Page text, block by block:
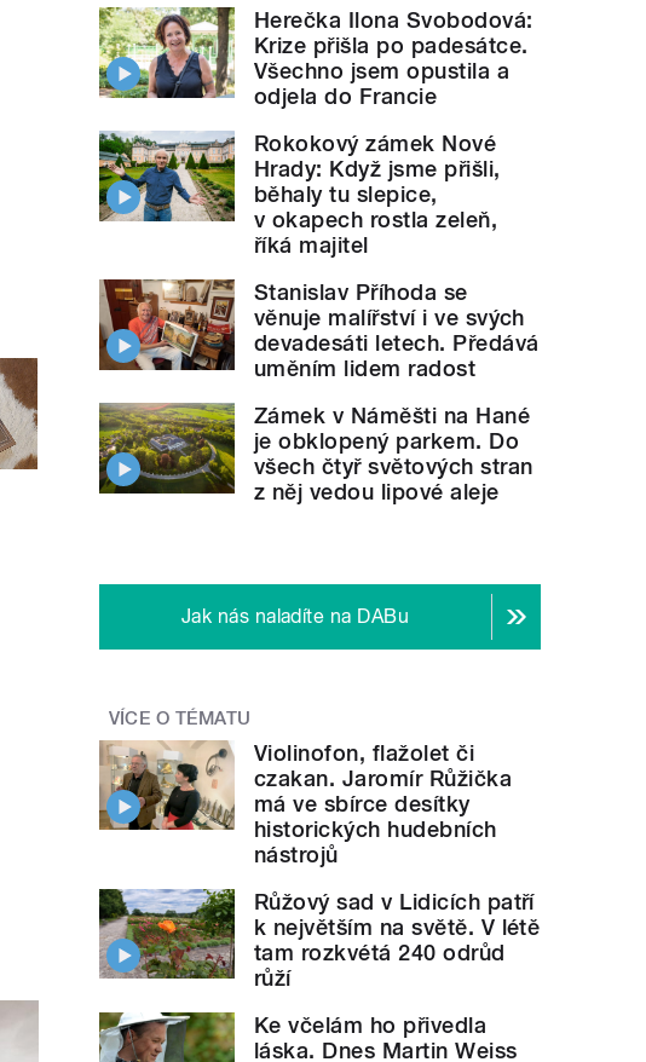
Herečka Ilona Svobodová:
Krize přišla po padesátce.
Všechno jsem opustila a
odjela do Francie
Rokokový zámek Nové
Hrady: Když jsme přišli,
běhaly tu slepice,
v okapech rostla zeleň,
říká majitel
Stanislav Příhoda se
věnuje malířství i ve svých
devadesáti letech. Předává
uměním lidem radost
Zámek v Náměšti na Hané
je obklopený parkem. Do
všech čtyř světových stran
z něj vedou lipové aleje
Jak nás naladíte na DABu
VÍCE O TÉMATU
Violinofon, flažolet či
czakan. Jaromír Růžička
má ve sbírce desítky
historických hudebních
nástrojů
Růžový sad v Lidicích patří
k největším na světě. V létě
tam rozkvétá 240 odrůd
růží
Ke včelám ho přivedla
láska. Dnes Martin Weiss